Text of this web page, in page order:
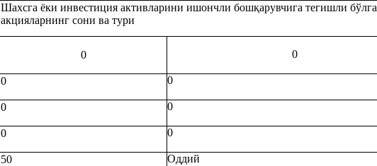
Шахсга ёки инвестиция активларини ишончли бошқарувчига тегишли
акцияларнинг сони ва тури
0 0
0 0
0 0
0 0
50
Оддий